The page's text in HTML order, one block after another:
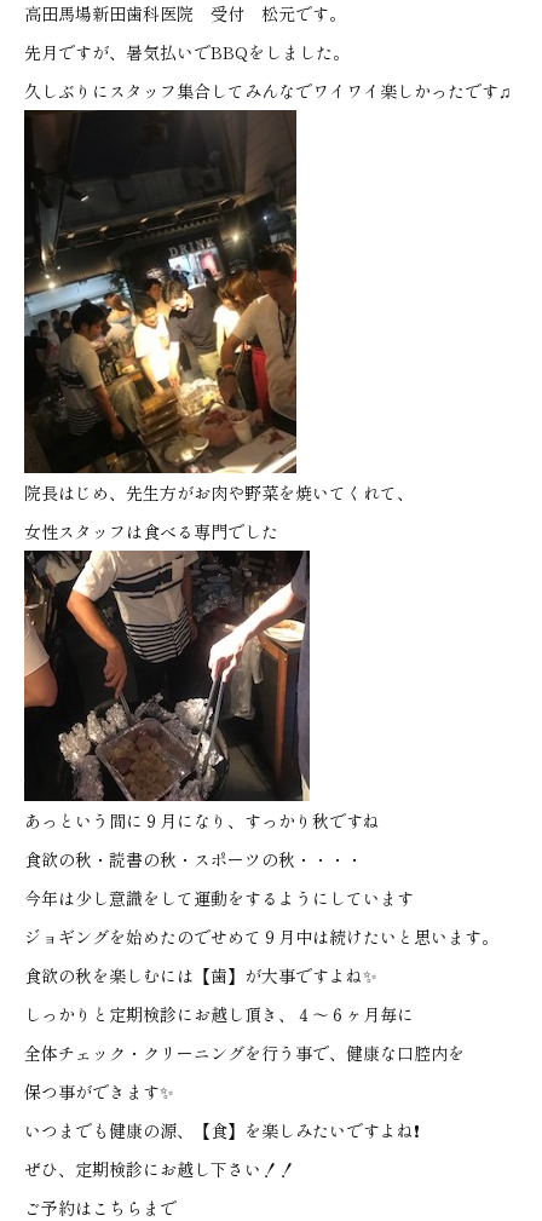
高田馬場新田歯科医院 受付 松元です。
先月ですが、暑気払いでBBQをしました。
久しぶりにスタッフ集合してみんなでワイワイ楽しかったです♫
院長はじめ、先生方がお肉や野菜を焼いてくれて、
女性スタッフは食べる専門でした
あっという間に９月になり、すっかり秋ですね
食欲の秋・読書の秋・スポーツの秋・・・・
今年は少し意識をして運動をするようにしています
ジョギングを始めたのでせめて９月中は続けたいと思います。
食欲の秋を楽しむには【歯】が大事ですよね✨
しっかりと定期検診にお越し頂き、４〜６ヶ月毎に
全体チェック・クリーニングを行う事で、健康な口腔内を
保つ事ができます✨
いつまでも健康の源、【食】を楽しみたいですよね❗
ぜひ、定期検診にお越し下さい！！
ご予約はこちらまで